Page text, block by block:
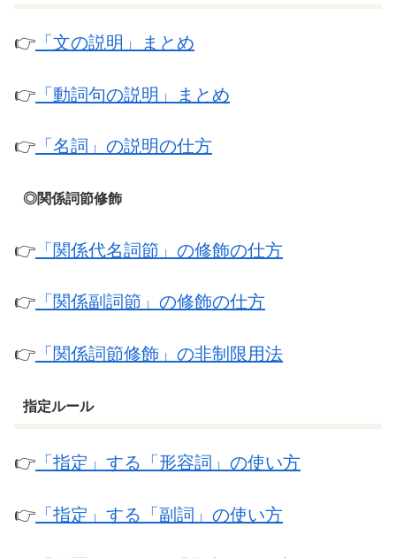
👉 「文の説明」まとめ
👉 「動詞句の説明」まとめ
👉 「名詞」の説明の仕方
◎関係詞節修飾
👉 「関係代名詞節」の修飾の仕方
👉 「関係副詞節」の修飾の仕方
👉 「関係詞節修飾」の非制限用法
指定ルール
👉 「指定」する「形容詞」の使い方
👉 「指定」する「副詞」の使い方